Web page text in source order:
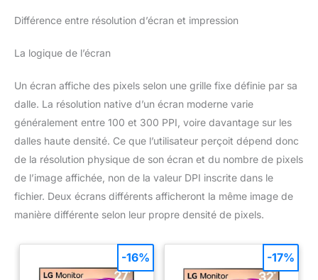
Différence entre résolution d’écran et impression
La logique de l’écran
Un écran affiche des pixels selon une grille fixe définie par sa
dalle. La résolution native d’un écran moderne varie
généralement entre 100 et 300 PPI, voire davantage sur les
dalles haute densité. Ce que l’utilisateur perçoit dépend donc
de la résolution physique de son écran et du nombre de pixels
de l’image affichée, non de la valeur DPI inscrite dans le
fichier. Deux écrans différents afficheront la même image de
manière différente selon leur propre densité de pixels.
-16% -17%